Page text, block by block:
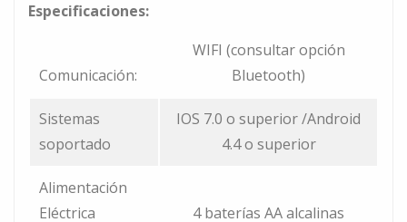
Especificaciones:
Comunicación:
WIFI (consultar opción
Bluetooth)
Sistemas
soportado
IOS 7.0 o superior /Android
4.4 o superior
Alimentación
Eléctrica
4 baterías AA alcalinas